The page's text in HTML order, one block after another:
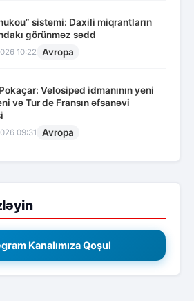
sistemi: Daxili miqrantların
görünməz sədd
10:22 Avropa
Velosiped idmanının yeni
və Tur de Fransın əfsanəvi
09:31 Avropa
Kanalımıza Qoşul